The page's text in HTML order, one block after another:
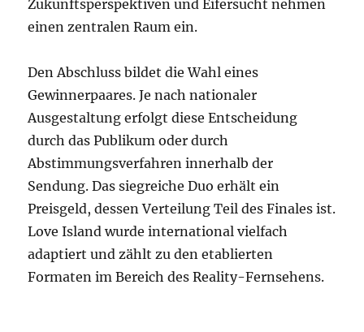
Zukunftsperspektiven und Eifersucht nehmen
einen zentralen Raum ein.
Den Abschluss bildet die Wahl eines
Gewinnerpaares. Je nach nationaler
Ausgestaltung erfolgt diese Entscheidung
durch das Publikum oder durch
Abstimmungsverfahren innerhalb der
Sendung. Das siegreiche Duo erhält ein
Preisgeld, dessen Verteilung Teil des Finales ist.
Love Island wurde international vielfach
adaptiert und zählt zu den etablierten
Formaten im Bereich des Reality-Fernsehens.